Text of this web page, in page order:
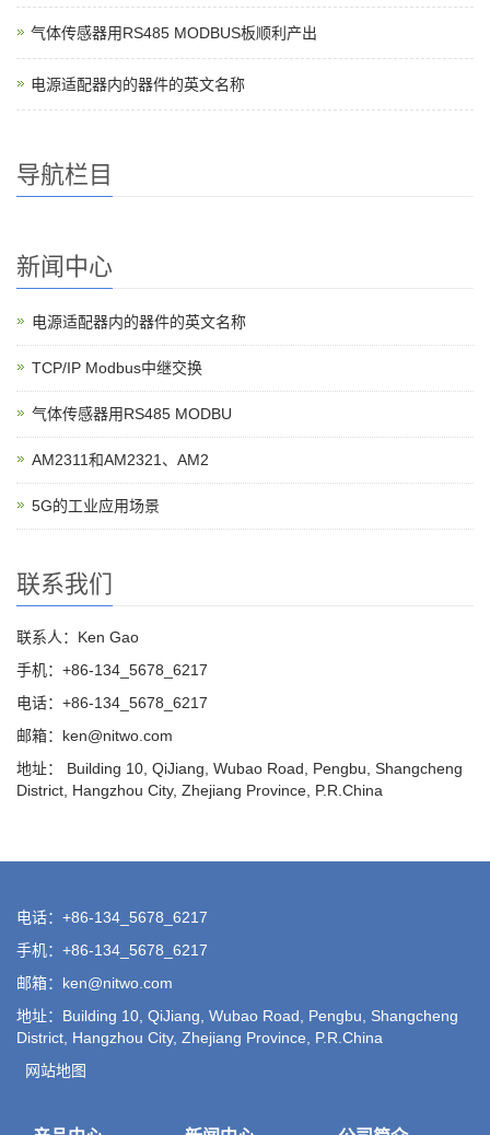
气体传感器用RS485 MODBUS板顺利产出
电源适配器内的器件的英文名称
导航栏目
新闻中心
电源适配器内的器件的英文名称
TCP/IP Modbus中继交换
气体传感器用RS485 MODBU
AM2311和AM2321、AM2
5G的工业应用场景
联系我们
联系人：Ken Gao
手机：+86-134_5678_6217
电话：+86-134_5678_6217
邮箱：ken@nitwo.com
地址： Building 10, QiJiang, Wubao Road, Pengbu, Shangcheng
District, Hangzhou City, Zhejiang Province, P.R.China
电话：+86-134_5678_6217
手机：+86-134_5678_6217
邮箱：ken@nitwo.com
地址：Building 10, QiJiang, Wubao Road, Pengbu, Shangcheng
District, Hangzhou City, Zhejiang Province, P.R.China
网站地图